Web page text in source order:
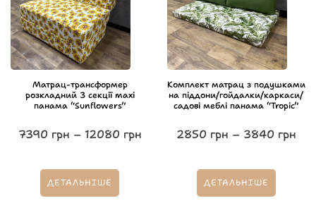
Матрац-трансформер
розкладний 3 секції maxi
панама “Sunflowers”
7390 грн – 12080 грн
ДЕТАЛЬНІШЕ
Комплект матрац з подушками
на піддони/гойдалки/каркаси/
садові меблі панама “Tropic”
2850 грн – 3840 грн
ДЕТАЛЬНІШЕ